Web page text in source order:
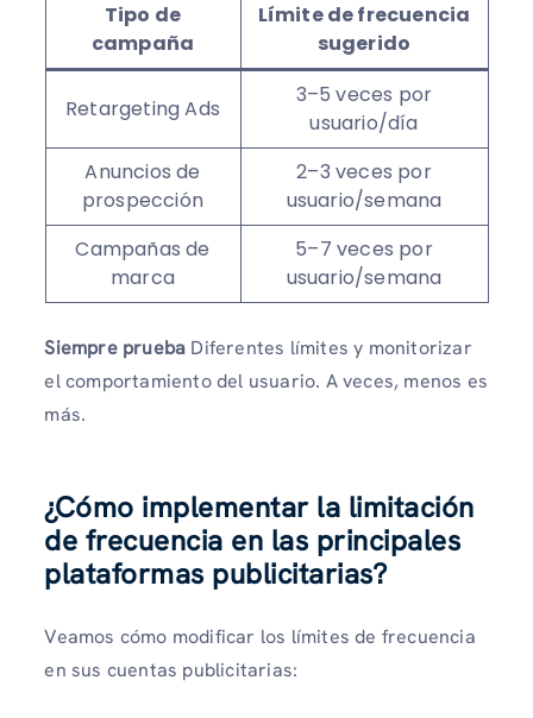
Tipo de
campaña
Límite de frecuencia
sugerido
Retargeting Ads
3–5 veces por
usuario/día
Anuncios de
prospección
2–3 veces por
usuario/semana
Campañas de
marca
5–7 veces por
usuario/semana
Siempre prueba Diferentes límites y monitorizar
el comportamiento del usuario. A veces, menos es
más.
¿Cómo implementar la limitación
de frecuencia en las principales
plataformas publicitarias?
Veamos cómo modificar los límites de frecuencia
en sus cuentas publicitarias: